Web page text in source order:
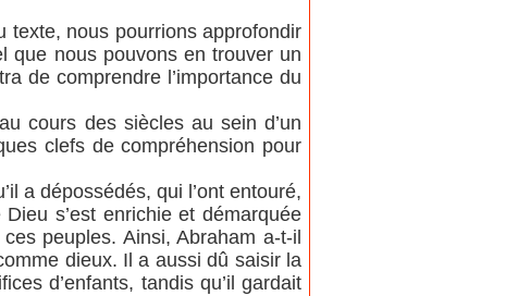
texte, nous pourrions approfondir
que nous pouvons en trouver un
de comprendre l’importance du
cours des siècles au sein d’un
clefs de compréhension pour
a dépossédés, qui l’ont entouré,
s’est enrichie et démarquée
peuples. Ainsi, Abraham a-t-il
dieux. Il a aussi dû saisir la
d’enfants, tandis qu’il gardait